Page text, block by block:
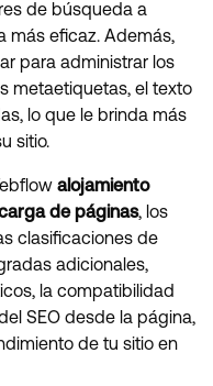
de búsqueda a
más eficaz. Además,
para administrar los
metaetiquetas, el texto
lo que le brinda más
sitio.
alojamiento
de páginas, los
clasificaciones de
adicionales,
la compatibilidad
SEO desde la página,
de tu sitio en